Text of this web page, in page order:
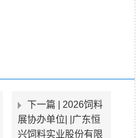
下一篇 | 2026饲料
展协办单位| |广东恒
兴饲料实业股份有限